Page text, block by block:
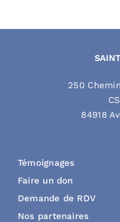
250
84918
Témoignages
Faire un don
Demande de RDV
Nos partenaires